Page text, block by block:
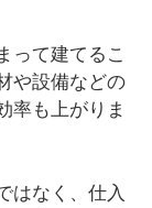
って建てるこ
や設備などの
率も上がりま
はなく、仕入